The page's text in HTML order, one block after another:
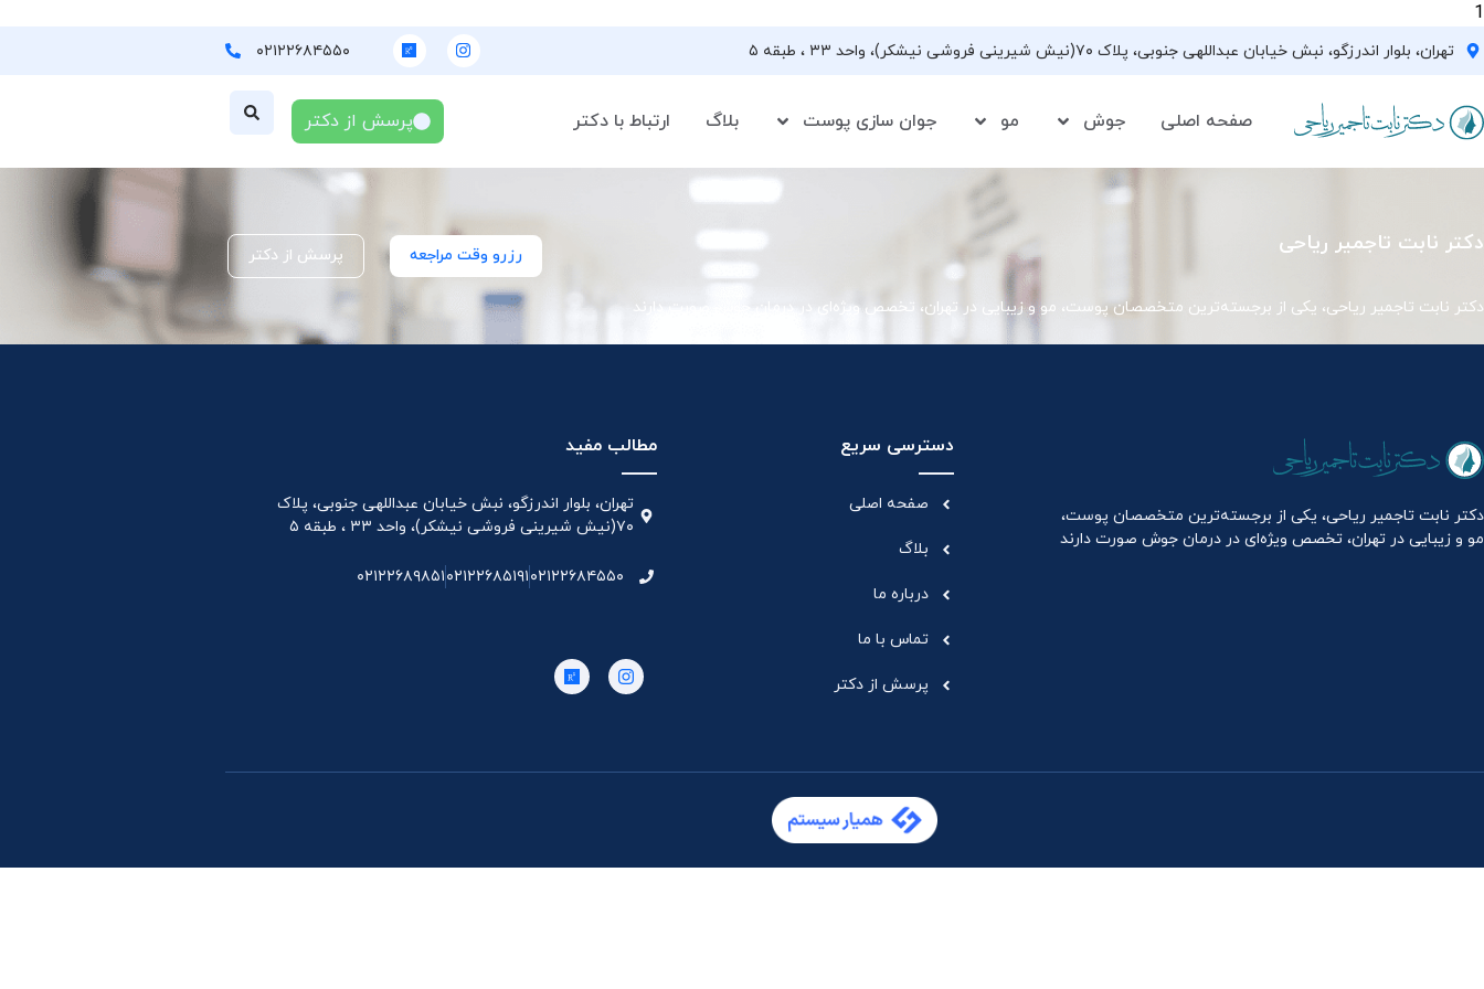
1
تهران، بلوار اندرزگو، نبش خیابان عبداللهی جنوبی، پلاک ۷۰(نیش شیرینی فروشی نیشکر)، واحد ۳۳ ، طبقه ۵ ۰۲۱۲۲۶۸۴۵۵۰
صفحه اصلی جوش مو جوان سازی پوست بلاگ ارتباط با دکتر پرسش از دکتر
دکتر نابت تاجمیر ریاحی
دکتر نابت تاجمیر ریاحی، یکی از برجسته‌ترین متخصصان پوست، مو و زیبایی در تهران، تخصص ویژه‌ای در درمان جوش صورت دارند
رزرو وقت مراجعه پرسش از دکتر
دکتر نابت تاجمیر ریاحی، یکی از برجسته‌ترین متخصصان پوست،
مو و زیبایی در تهران، تخصص ویژه‌ای در درمان جوش صورت دارند
دسترسی سریع
صفحه اصلی
بلاگ
درباره ما
تماس با ما
پرسش از دکتر
مطالب مفید
تهران، بلوار اندرزگو، نبش خیابان عبداللهی جنوبی، پلاک
۷۰(نیش شیرینی فروشی نیشکر)، واحد ۳۳ ، طبقه ۵
۰۲۱۲۲۶۸۴۵۵۰۰۲۱۲۲۶۸۵۱۹۱۰۲۱۲۲۶۸۹۸۵۱